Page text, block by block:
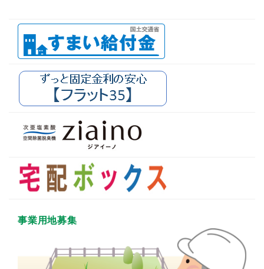
事業用地募集